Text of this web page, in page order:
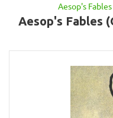
Aesop's
Aesop's Fables